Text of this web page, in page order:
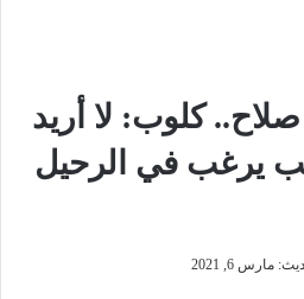
كلوب: لا أريد
يرغب في الرحيل
مارس 6, 2021